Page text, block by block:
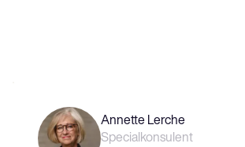
Annette Lerche
Specialkonsulent